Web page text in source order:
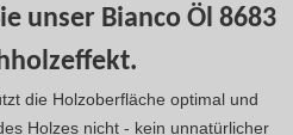
unser Bianco Öl 8683
die Holzoberfläche optimal und
Holzes nicht - kein unnatürlicher